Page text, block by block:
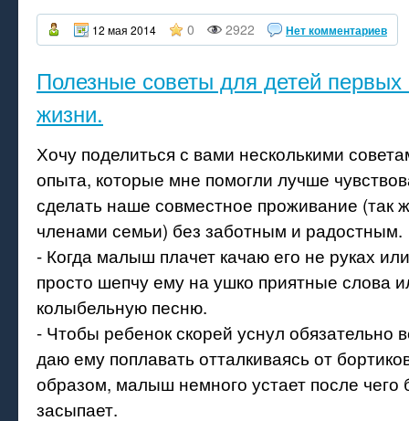
12 мая 2014 0 2922 Нет комментариев
Полезные советы для детей
жизни.
Хочу поделиться с вами несколькими
опыта, которые мне помогли лучше
сделать наше совместное проживание (так
членами семьи) без заботным и радостным.
- Когда малыш плачет качаю его не руках
просто шепчу ему на ушко приятные слова
колыбельную песню.
- Чтобы ребенок скорей уснул обязательно
даю ему поплавать отталкиваясь от
образом, малыш немного устает после чего
засыпает.